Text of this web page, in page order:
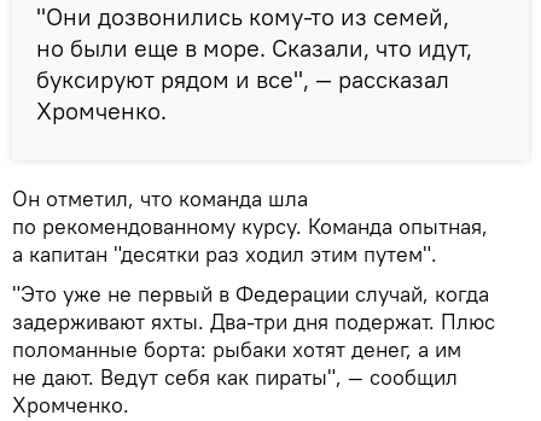
"Они дозвонились кому-то из семей,
но были еще в море. Сказали, что идут,
буксируют рядом и все", — рассказал
Хромченко.
Он отметил, что команда шла
по рекомендованному курсу. Команда опытная,
а капитан "десятки раз ходил этим путем".
"Это уже не первый в Федерации случай, когда
задерживают яхты. Два-три дня подержат. Плюс
поломанные борта: рыбаки хотят денег, а им
не дают. Ведут себя как пираты", — сообщил
Хромченко.